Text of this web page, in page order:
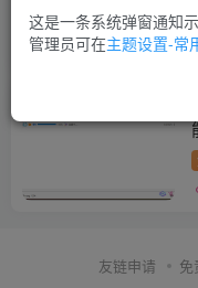
友链申请 免
这是一条系统弹窗通知
管理员可在主题设置-常